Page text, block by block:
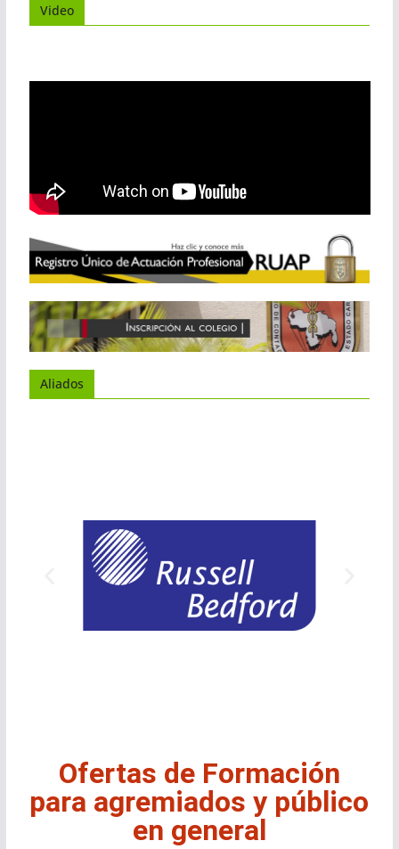
Video
Aliados
Ofertas de Formación
para agremiados y público
en general